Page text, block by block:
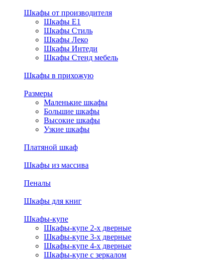
Шкафы от производителя
Шкафы E1
Шкафы Стиль
Шкафы Леко
Шкафы Интеди
Шкафы Стенд мебель
Шкафы в прихожую
Размеры
Маленькие шкафы
Большие шкафы
Высокие шкафы
Узкие шкафы
Платяной шкаф
Шкафы из массива
Пеналы
Шкафы для книг
Шкафы-купе
Шкафы-купе 2-х дверные
Шкафы-купе 3-х дверные
Шкафы-купе 4-х дверные
Шкафы-купе с зеркалом